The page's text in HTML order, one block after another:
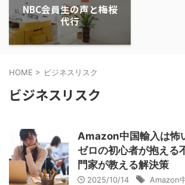
NBC会員生の声と梅桜
代行
HOME > ビジネスリスク
ビジネスリスク
Amazon中国輸入は怖
ゼロの初心者が抱える
門家が教える解決策
2025/10/14 Amazon